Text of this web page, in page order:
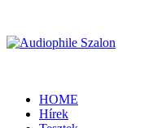
HOME
Hírek